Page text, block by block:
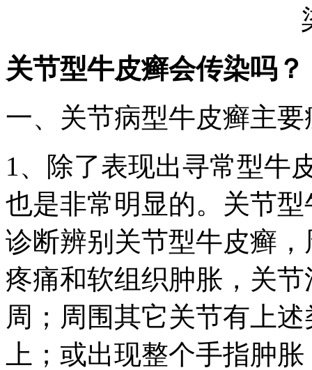
关节型牛皮癣会传染吗？
一、关节病型牛皮癣主
1、除了表现出寻常型牛
也是非常明显的。关节
诊断辨别关节型牛皮癣
疼痛和软组织肿胀，关
周；周围其它关节有上
上；或出现整个手指肿